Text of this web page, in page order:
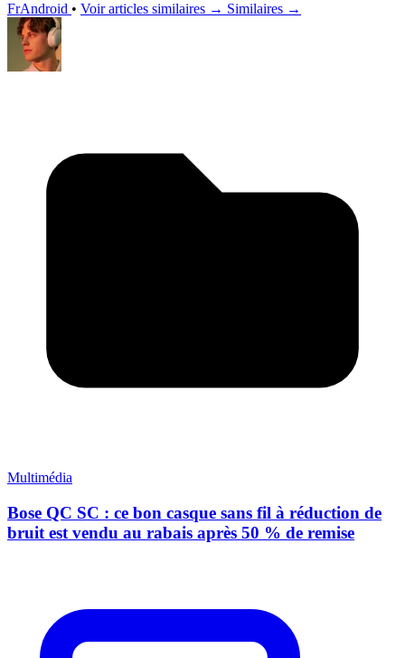
FrAndroid • Voir articles similaires → Similaires →
Multimédia
Bose QC SC : ce bon casque sans fil à réduction de
bruit est vendu au rabais après 50 % de remise